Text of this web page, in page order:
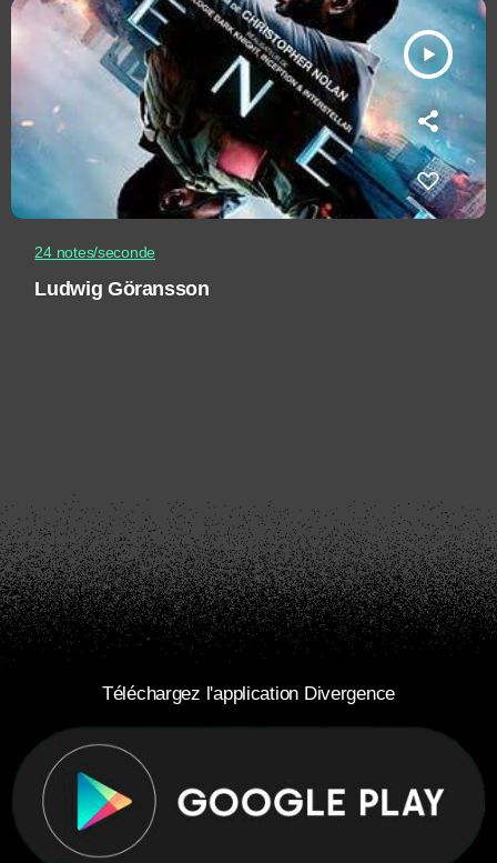
play_arrow
24 notes/seconde
Ludwig Göransson
Téléchargez l'application Divergence